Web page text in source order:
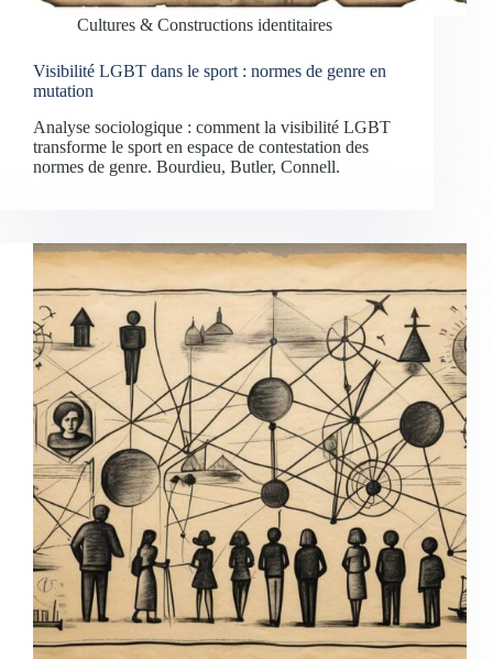
Cultures & Constructions identitaires
Visibilité LGBT dans le sport : normes de genre en
mutation
Analyse sociologique : comment la visibilité LGBT
transforme le sport en espace de contestation des
normes de genre. Bourdieu, Butler, Connell.